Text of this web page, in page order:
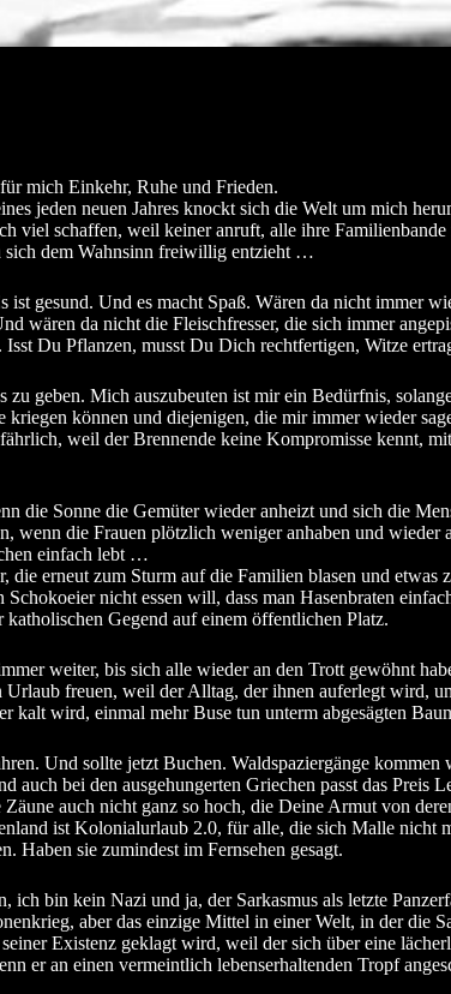
mich Einkehr, Ruhe und Frieden.
jeden neuen Jahres knockt sich die Welt um mich
viel schaffen, weil keiner anruft, alle ihre
sich dem Wahnsinn freiwillig entzieht …
ist gesund. Und es macht Spaß. Wären da nicht immer
wären da nicht die Fleischfresser, die sich immer
Du Pflanzen, musst Du Dich rechtfertigen, Witze
geben. Mich auszubeuten ist mir ein Bedürfnis,
können und diejenigen, die mir immer wieder
weil der Brennende keine Kompromisse kennt,
die Sonne die Gemüter wieder anheizt und sich die
wenn die Frauen plötzlich weniger anhaben und
einfach lebt …
die erneut zum Sturm auf die Familien blasen und
Schokoeier nicht essen will, dass man Hasenbraten
Gegend auf einem öffentlichen Platz.
weiter, bis sich alle wieder an den Trott gewöhnt
Urlaub freuen, weil der Alltag, der ihnen auferlegt wird,
kalt wird, einmal mehr Buse tun unterm abgesägten
Und sollte jetzt Buchen. Waldspaziergänge
bei den ausgehungerten Griechen passt das Preis
auch nicht ganz so hoch, die Deine Armut von
ist Kolonialurlaub 2.0, für alle, die sich Malle nicht
Haben sie zumindest im Fernsehen gesagt.
ich bin kein Nazi und ja, der Sarkasmus als letzte
aber das einzige Mittel in einer Welt, in der die
Existenz geklagt wird, weil der sich über eine
er an einen vermeintlich lebenserhaltenden Tropf